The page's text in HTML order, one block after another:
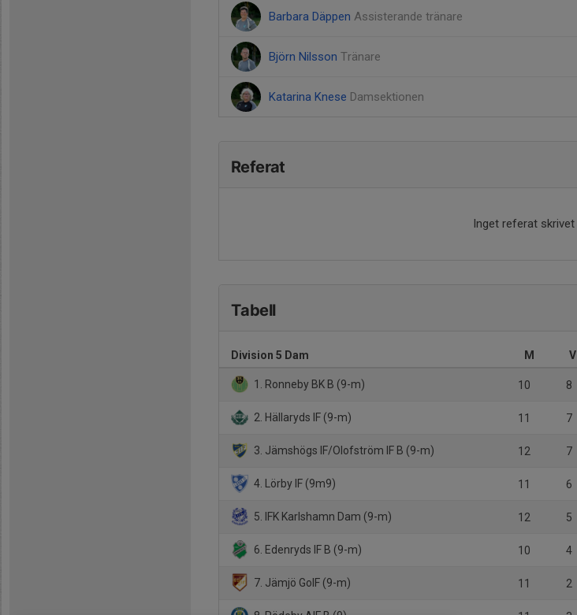
Barbara Däppen Assisterande tränare
Björn Nilsson Tränare
Katarina Knese Damsektionen
Referat
Inget referat skrivet
Tabell
Division 5 Dam M V
1. Ronneby BK B (9-m) 10 8
2. Hällaryds IF (9-m) 11 7
3. Jämshögs IF/Olofström IF B (9-m) 12 7
4. Lörby IF (9m9) 11 6
5. IFK Karlshamn Dam (9-m) 12 5
6. Edenryds IF B (9-m) 10 4
7. Jämjö GoIF (9-m) 11 2